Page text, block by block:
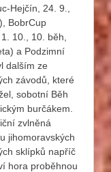
Hejčín, 24. 9.,
BobrCup
10., 10. běh,
a Podzimní
dalším ze
závodů, které
sobotní Běh
burčákem.
zvlněná
jihomoravských
sklípků napříč
hora proběhnou